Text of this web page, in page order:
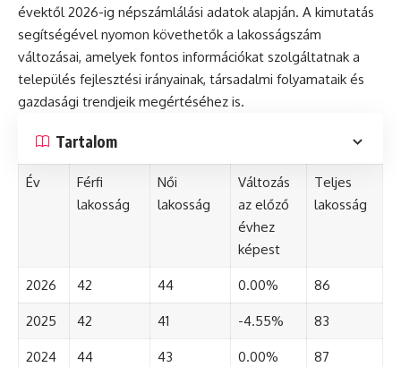
évektől 2026-ig népszámlálási adatok alapján. A kimutatás
segítségével nyomon követhetők a lakosságszám
változásai, amelyek fontos információkat szolgáltatnak a
település fejlesztési irányainak, társadalmi folyamataik és
gazdasági trendjeik megértéséhez is.
Tartalom
Év
Férfi
lakosság
Női
lakosság
Változás
az előző
évhez
képest
Teljes
lakosság
2026 42 44 0.00% 86
2025 42 41 -4.55% 83
2024 44 43 0.00% 87